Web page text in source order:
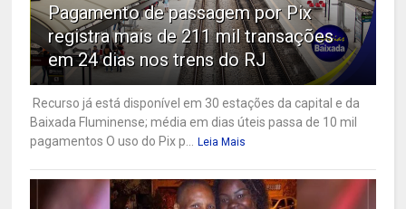
Pagamento de passagem por Pix
registra mais de 211 mil transações
em 24 dias nos trens do RJ
Recurso já está disponível em 30 estações da capital e da
Baixada Fluminense; média em dias úteis passa de 10 mil
pagamentos O uso do Pix p...
Leia Mais